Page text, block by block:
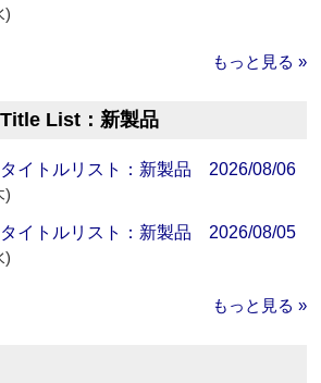
)
もっと見る »
List：新製品
イトルリスト：新製品 2026/08/06
)
イトルリスト：新製品 2026/08/05
)
もっと見る »